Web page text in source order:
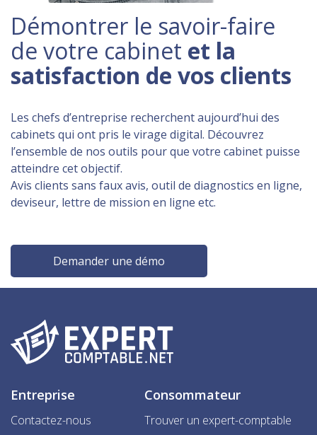
Démontrer le savoir-faire
de votre cabinet et la
satisfaction de vos clients
Les chefs d’entreprise recherchent aujourd’hui des
cabinets qui ont pris le virage digital. Découvrez
l’ensemble de nos outils pour que votre cabinet puisse
atteindre cet objectif.
Avis clients sans faux avis, outil de diagnostics en ligne,
deviseur, lettre de mission en ligne etc.
Demander une démo
Entreprise
Contactez-nous
Consommateur
Trouver un expert-comptable